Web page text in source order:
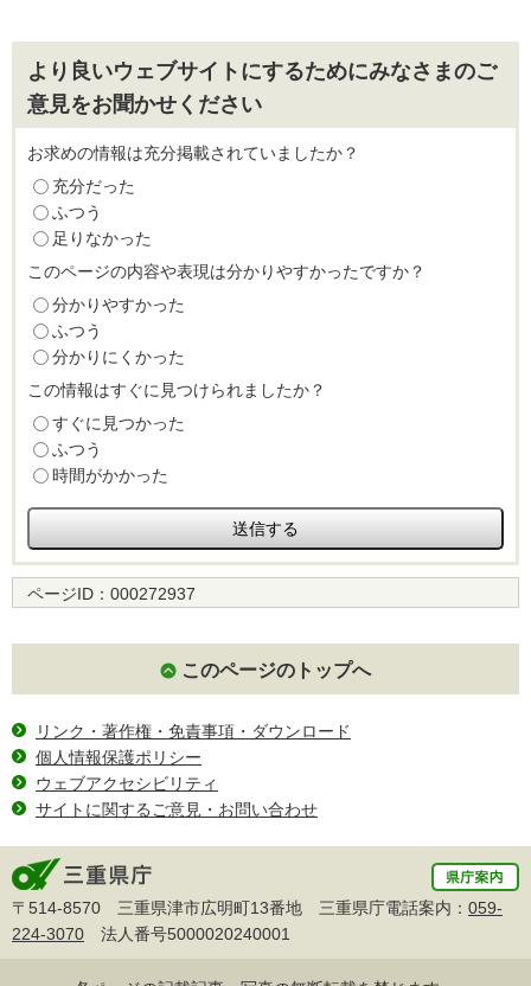
より良いウェブサイトにするためにみなさまのご
意見をお聞かせください
お求めの情報は充分掲載されていましたか？
充分だった
ふつう
足りなかった
このページの内容や表現は分かりやすかったですか？
分かりやすかった
ふつう
分かりにくかった
この情報はすぐに見つけられましたか？
すぐに見つかった
ふつう
時間がかかった
ページID： 000272937
このページのトップへ
リンク・著作権・免責事項・ダウンロード
個人情報保護ポリシー
ウェブアクセシビリティ
サイトに関するご意見・お問い合わせ
〒514-8570 三重県津市広明町13番地 三重県庁電話案内： 059-
224-3070 法人番号5000020240001